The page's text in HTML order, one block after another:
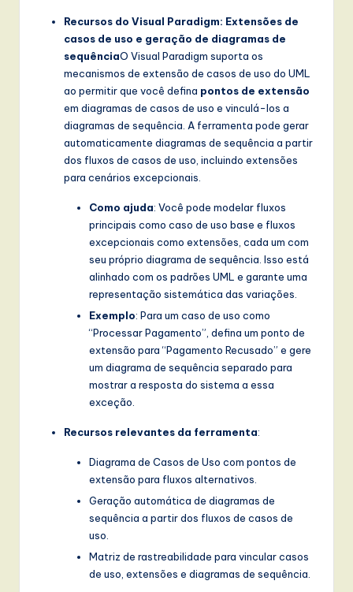
Recursos do Visual Paradigm: Extensões de
casos de uso e geração de diagramas de
sequênciaO Visual Paradigm suporta os
mecanismos de extensão de casos de uso do UML
ao permitir que você defina pontos de extensão
em diagramas de casos de uso e vinculá-los a
diagramas de sequência. A ferramenta pode gerar
automaticamente diagramas de sequência a partir
dos fluxos de casos de uso, incluindo extensões
para cenários excepcionais.
Como ajuda: Você pode modelar fluxos
principais como caso de uso base e fluxos
excepcionais como extensões, cada um com
seu próprio diagrama de sequência. Isso está
alinhado com os padrões UML e garante uma
representação sistemática das variações.
Exemplo: Para um caso de uso como
“Processar Pagamento”, defina um ponto de
extensão para “Pagamento Recusado” e gere
um diagrama de sequência separado para
mostrar a resposta do sistema a essa
exceção.
Recursos relevantes da ferramenta:
Diagrama de Casos de Uso com pontos de
extensão para fluxos alternativos.
Geração automática de diagramas de
sequência a partir dos fluxos de casos de
uso.
Matriz de rastreabilidade para vincular casos
de uso, extensões e diagramas de sequência.